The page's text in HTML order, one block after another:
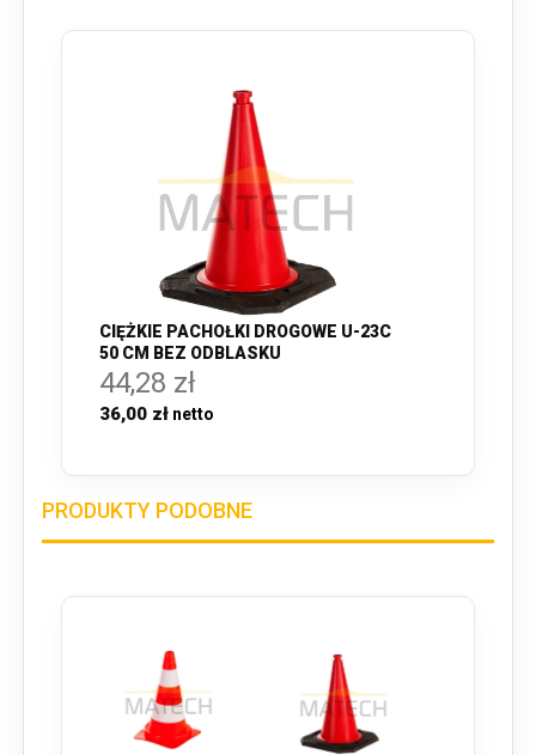
CIĘŻKIE PACHOŁKI DROGOWE U-23C
50 CM BEZ ODBLASKU
44,28 zł
36,00 zł
PRODUKTY PODOBNE